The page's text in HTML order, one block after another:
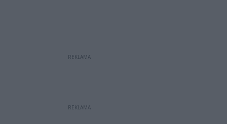
REKLAMA
REKLAMA